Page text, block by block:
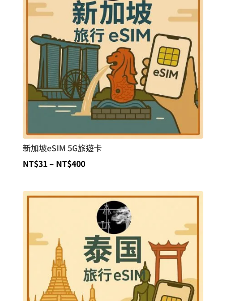
新加坡eSIM 5G旅遊卡
NT$31– NT$400價
範
圍：
NT$31
NT$400